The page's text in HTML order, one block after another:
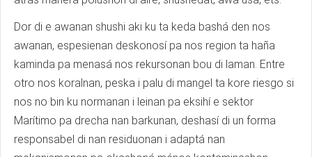
Dor di e awanan shushi aki ku ta keda bashá den nos
awanan, espesienan deskonosí pa nos region ta haña
kaminda pa menasá nos rekursonan bou di laman. Entre
otro nos koralnan, peska i palu di mangel ta kore riesgo si
nos no bin ku normanan i leinan pa eksihí e sektor
Marítimo pa drecha nan barkunan, deshasí di un forma
responsabel di nan residuonan i adaptá nan